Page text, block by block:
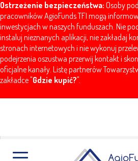
Ostrzeżenie bezpieczeństwa: Osoby
pracowników AgioFunds TFI mogą
inwestycjach w naszych funduszach. Nie
instaluj nieznanych aplikacji, nie zakładaj
stronach internetowych i nie wykonuj
podejrzenia oszustwa przerwij kontakt i
oficjalne kanały. Listę partnerów
zakładce "Gdzie kupić?".
Prywatne TFI